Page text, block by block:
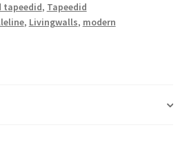
tapeedid, Tapeedid
, Livingwalls, modern